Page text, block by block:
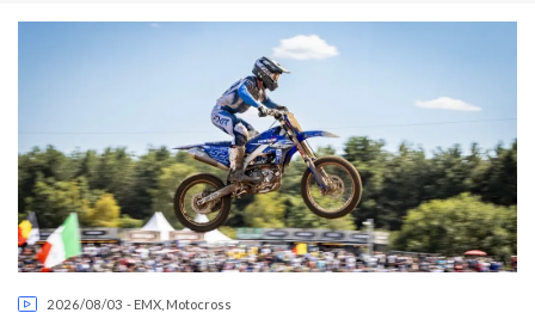
2026/08/03 - EMX Motocross